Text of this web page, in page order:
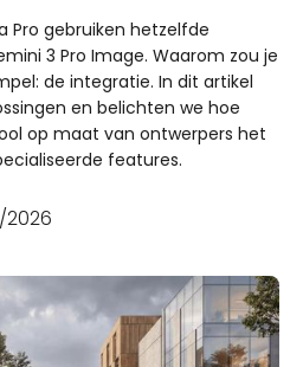
Pro gebruiken hetzelfde
3 Pro Image. Waarom zou je
de integratie. In dit artikel
en belichten we hoe
op maat van ontwerpers het
features.